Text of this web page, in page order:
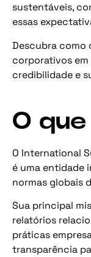
sustentáveis,
essas
Descubra como
corporativos
credibilidade e
O que
O International
é uma entidade
normas globais
Sua principal
relatórios
práticas
transparência